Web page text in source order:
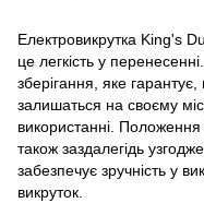
Електровикрутка King's
це легкість у
зберігання, яке
залишаться на своєму
використанні. Положення
також заздалегідь
забезпечує зручність у
викруток.